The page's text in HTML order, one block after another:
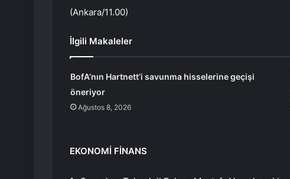
(Ankara/11.00)
İlgili Makaleler
BofA’nın Hartnett’i savunma hisselerine geçişi
öneriyor
Ağustos 8, 2026
EKONOMİ FİNANS